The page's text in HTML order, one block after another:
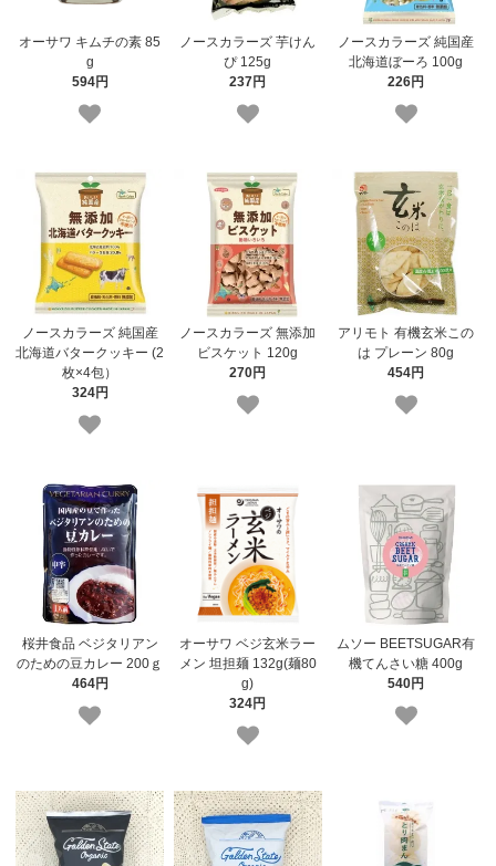
オーサワ キムチの素 85
g
594円
ノースカラーズ 芋けん
ぴ 125g
237円
ノースカラーズ 純国産
北海道ぼーろ 100g
226円
ノースカラーズ 純国産
北海道バタークッキー (2
枚×4包）
324円
ノースカラーズ 無添加
ビスケット 120g
270円
アリモト 有機玄米この
は プレーン 80g
454円
桜井食品 ベジタリアン
のための豆カレー 200ｇ
464円
オーサワ ベジ玄米ラー
メン 坦担麺 132g(麺80
g)
324円
ムソー BEETSUGAR有
機てんさい糖 400g
540円